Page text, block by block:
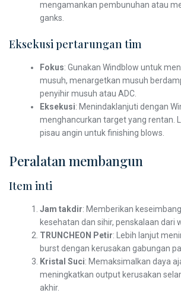
mengamankan pembunuhan atau
ganks.
Eksekusi pertarungan tim
Fokus: Gunakan Windblow untuk
musuh, menargetkan musuh
penyihir musuh atau ADC.
Eksekusi: Menindaklanjuti dengan
menghancurkan target yang rentan.
pisau angin untuk finishing blows.
Peralatan membangun
Item inti
Jam takdir: Memberikan
kesehatan dan sihir, penskalaan dari
TRUNCHEON Petir: Lebih lanjut
burst dengan kerusakan gabungan
Kristal Suci: Memaksimalkan daya
meningkatkan output kerusakan
akhir.